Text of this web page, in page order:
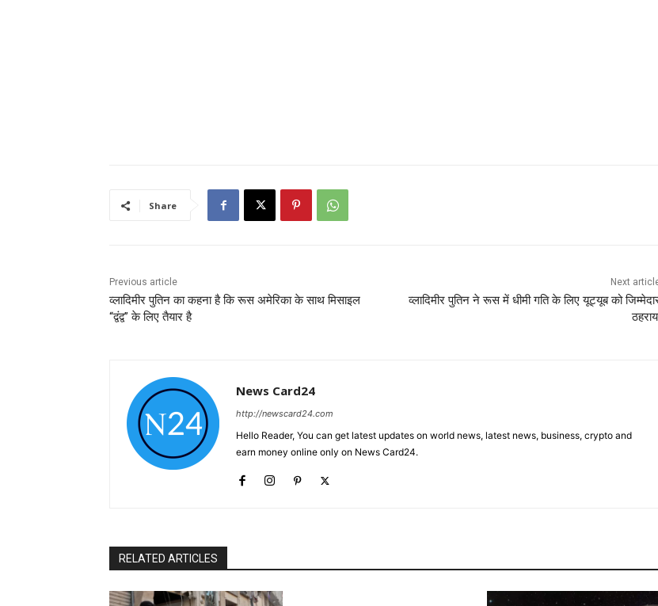
Share
Previous article
व्लादिमीर पुतिन का कहना है कि रूस अमेरिका के साथ मिसाइल
“द्वंद्व” के लिए तैयार है
Next
व्लादिमीर पुतिन ने रूस में धीमी गति के लिए यूट्यूब को
News Card24
http://newscard24.com
Hello Reader, You can get latest updates on world news, latest news, business, crypto and
earn money online only on News Card24.
RELATED ARTICLES